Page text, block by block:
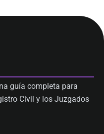
guía completa para
Civil y los Juzgados